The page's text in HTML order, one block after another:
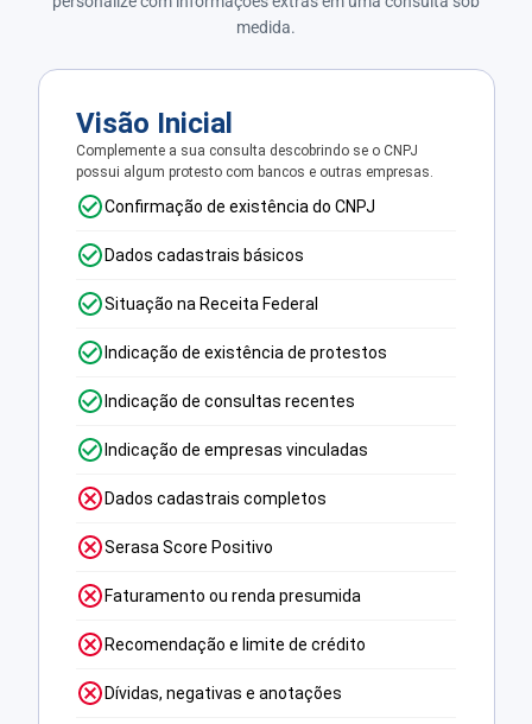
medida.
Visão Inicial
Complemente a sua consulta descobrindo se o CNPJ
possui algum protesto com bancos e outras empresas.
Confirmação de existência do CNPJ
Dados cadastrais básicos
Situação na Receita Federal
Indicação de existência de protestos
Indicação de consultas recentes
Indicação de empresas vinculadas
Dados cadastrais completos
Serasa Score Positivo
Faturamento ou renda presumida
Recomendação e limite de crédito
Dívidas, negativas e anotações